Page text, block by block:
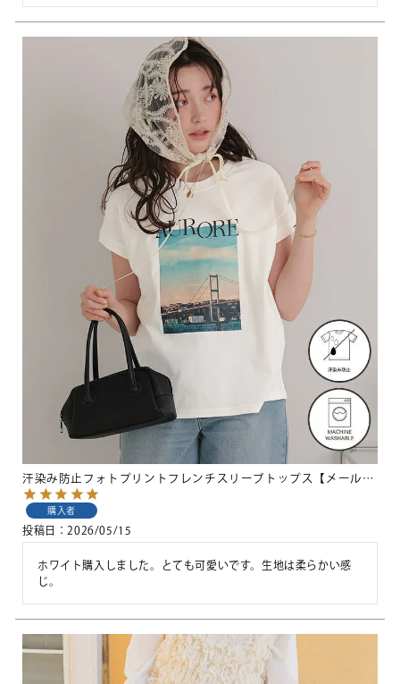
汗染み防止フォトプリントフレンチスリーブトップス【メール便可／100】
購入者
投稿日 2026/05/15
ホワイト購入しました。とても可愛いです。生地は柔らかい感
じ。